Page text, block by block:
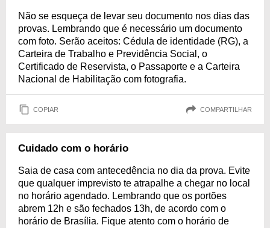
Não se esqueça de levar seu documento nos dias das
provas. Lembrando que é necessário um documento
com foto. Serão aceitos: Cédula de identidade (RG), a
Carteira de Trabalho e Previdência Social, o
Certificado de Reservista, o Passaporte e a Carteira
Nacional de Habilitação com fotografia.
COPIAR COMPARTILHAR
Cuidado com o horário
Saia de casa com antecedência no dia da prova. Evite
que qualquer imprevisto te atrapalhe a chegar no local
no horário agendado. Lembrando que os portões
abrem 12h e são fechados 13h, de acordo com o
horário de Brasília. Fique atento com o horário de